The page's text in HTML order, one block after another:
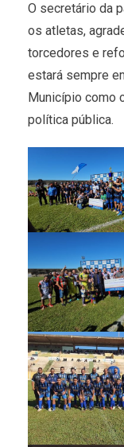
O secretário da
os atletas,
torcedores e
estará sempre
Município como
política pública.